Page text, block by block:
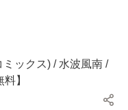
ミックス) / 水波風南 /
】